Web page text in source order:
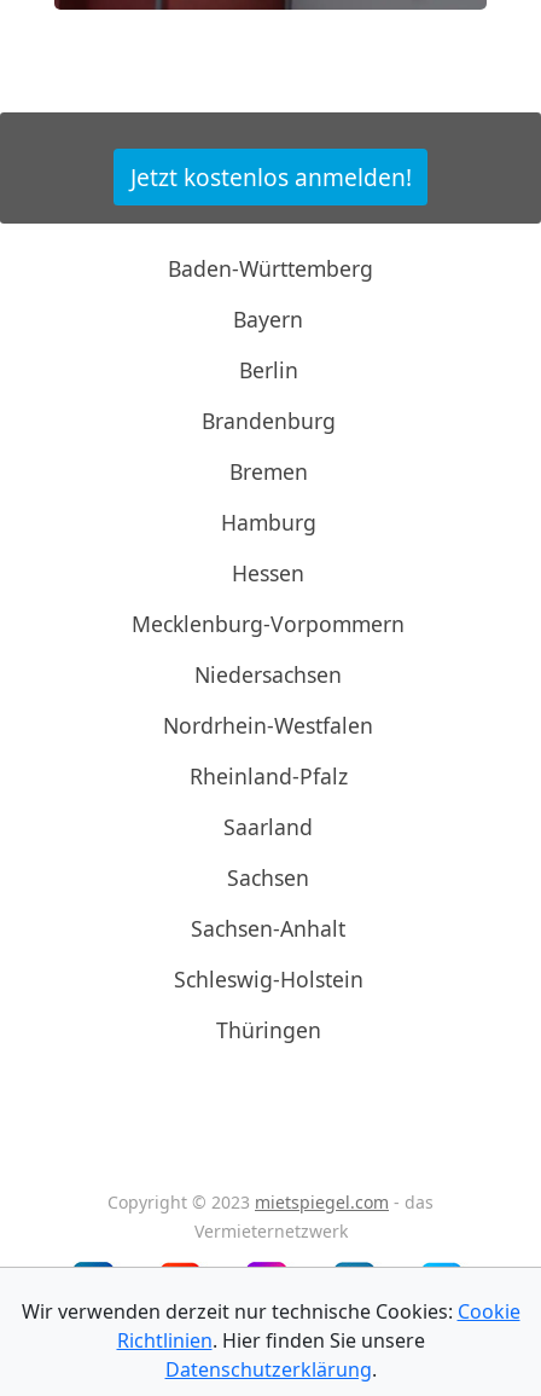
Jetzt kostenlos anmelden!
Baden-Württemberg
Bayern
Berlin
Brandenburg
Bremen
Hamburg
Hessen
Mecklenburg-Vorpommern
Niedersachsen
Nordrhein-Westfalen
Rheinland-Pfalz
Saarland
Sachsen
Sachsen-Anhalt
Schleswig-Holstein
Thüringen
Copyright © 2023 mietspiegel.com - das
Vermieternetzwerk
Impressum Datenschutz AGB
Wir verwenden derzeit nur technische Cookies: Cookie
Richtlinien. Hier finden Sie unsere
Datenschutzerklärung.